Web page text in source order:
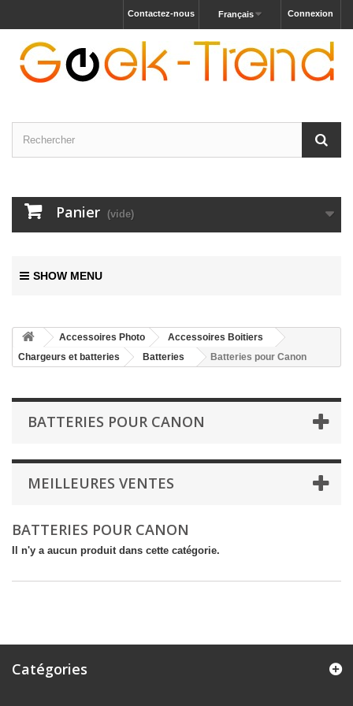
Connexion
Français
Contactez-nous
Panier (vide)
SHOW MENU
Accessoires Photo
Accessoires Boitiers
Chargeurs et batteries
Batteries Batteries pour Canon
BATTERIES POUR CANON
MEILLEURES VENTES
BATTERIES POUR CANON
Il n'y a aucun produit dans cette catégorie.
Catégories